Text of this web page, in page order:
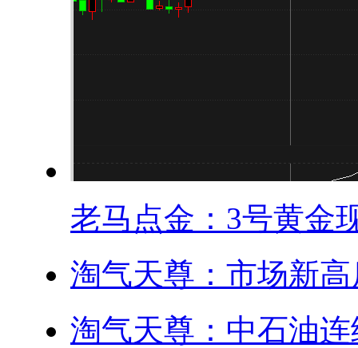
老马点金：3号黄金
淘气天尊：市场新
淘气天尊：中石油